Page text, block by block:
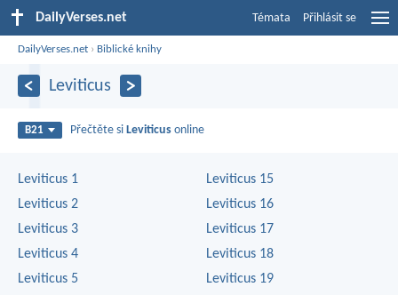
DailyVerses.net Témata Přihlásit se
DailyVerses.net › Biblické knihy
Leviticus
B21 Přečtěte si Leviticus online
Leviticus 1
Leviticus 2
Leviticus 3
Leviticus 4
Leviticus 5
Leviticus 15
Leviticus 16
Leviticus 17
Leviticus 18
Leviticus 19